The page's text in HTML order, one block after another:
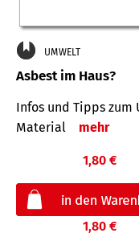
UMWELT
Asbest im Haus?
Infos und Tipps
Mate­rial
mehr
1,80 €
1,80 €